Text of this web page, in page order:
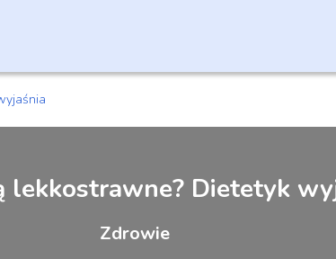
lekkostrawne? Dietetyk
Zdrowie